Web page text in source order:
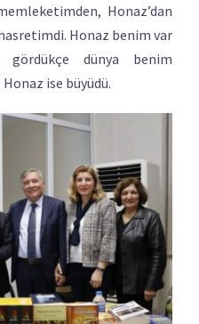
Honaz’dan
Honaz benim var
gördükçe dünya benim
ise büyüdü.